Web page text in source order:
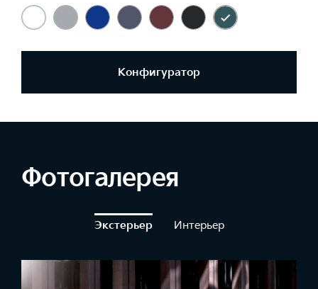
Конфигуратор
Фотогалерея
Экстерьер Интерьер